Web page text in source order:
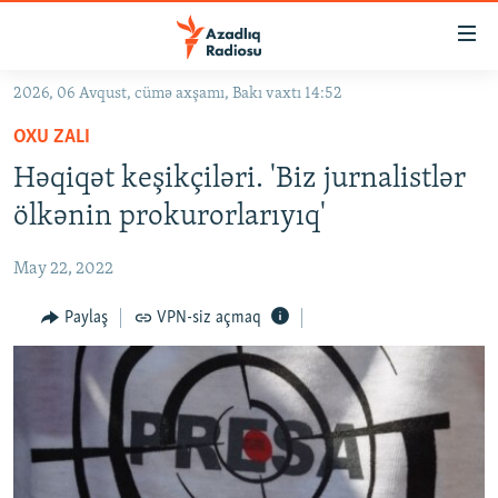
Əsas
qayıt
Əsas
naviqasiyaya
qayıt
KORRUPSIOMETR
FƏRQƏ BAX
QANUNI DOĞRU
ARAŞDIRMA
MULTIMEDIA
VIDEO
FOTOQALEREYA
RADIO ARXIV
OXU ZALI
HAQQIMIZDA
2026, 06 Avqust, cümə axşamı, Bakı vaxtı 14:52
OXU ZALI
Həqiqət keşikçiləri. 'Biz jurnalistlər
ölkənin prokurorlarıyıq'
May 22, 2022
Paylaş VPN-siz açmaq